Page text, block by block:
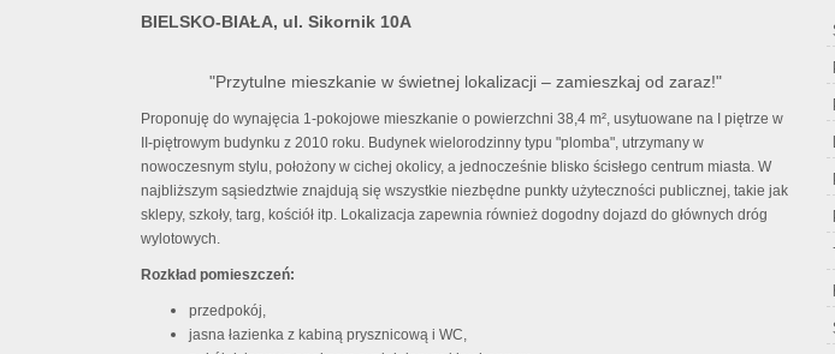
BIELSKO-BIAŁA, ul. Sikornik 10A
"Przytulne mieszkanie w świetnej lokalizacji – zamieszkaj od zaraz!"
Proponuję do wynajęcia 1-pokojowe mieszkanie o powierzchni 38,4 m², usytuowane na I piętrze w
II-piętrowym budynku z 2010 roku. Budynek wielorodzinny typu "plomba", utrzymany w
nowoczesnym stylu, położony w cichej okolicy, a jednocześnie blisko ścisłego centrum miasta. W
najbliższym sąsiedztwie znajdują się wszystkie niezbędne punkty użyteczności publicznej, takie jak
sklepy, szkoły, targ, kościół itp. Lokalizacja zapewnia również dogodny dojazd do głównych dróg
wylotowych.
Rozkład pomieszczeń:
przedpokój,
jasna łazienka z kabiną prysznicową i WC,